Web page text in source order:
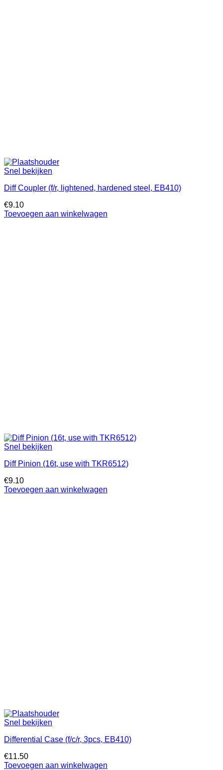
Snel bekijken
Diff Coupler (f/r, lightened, hardened steel, EB410)
€9.10
Toevoegen aan winkelwagen
Snel bekijken
Diff Pinion (16t, use with TKR6512)
€9.10
Toevoegen aan winkelwagen
Snel bekijken
Differential Case (f/c/r, 3pcs, EB410)
€11.50
Toevoegen aan winkelwagen